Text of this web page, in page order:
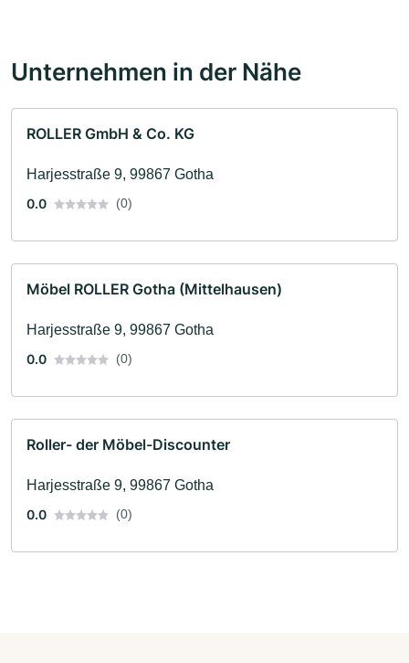
Unternehmen in der Nähe
ROLLER GmbH & Co. KG
Harjesstraße 9, 99867 Gotha
0.0
(0)
Möbel ROLLER Gotha (Mittelhausen)
Harjesstraße 9, 99867 Gotha
0.0
(0)
Roller- der Möbel-Discounter
Harjesstraße 9, 99867 Gotha
0.0
(0)